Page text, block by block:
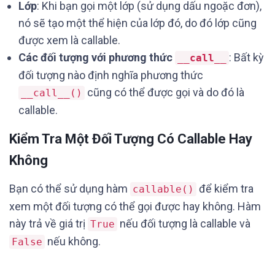
Lớp: Khi bạn gọi một lớp (sử dụng dấu ngoặc đơn),
nó sẽ tạo một thể hiện của lớp đó, do đó lớp cũng
được xem là callable.
Các đối tượng với phương thức
__call__
: Bất kỳ
đối tượng nào định nghĩa phương thức
__call__()
cũng có thể được gọi và do đó là
callable.
Kiểm Tra Một Đối Tượng Có Callable Hay
Không
Bạn có thể sử dụng hàm callable() để kiểm tra
xem một đối tượng có thể gọi được hay không. Hàm
này trả về giá trị True nếu đối tượng là callable và
False nếu không.